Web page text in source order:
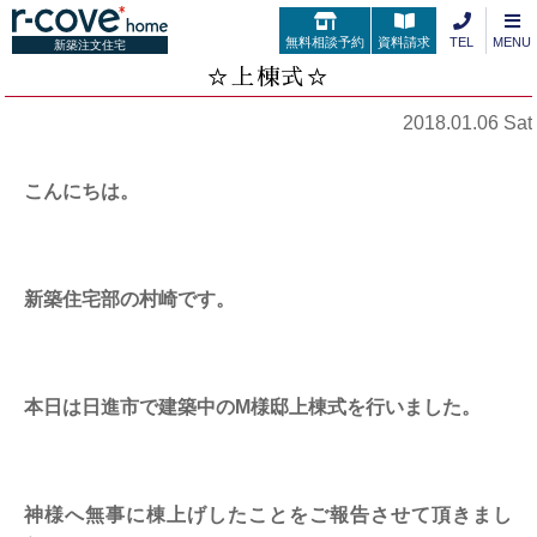
新築注文住宅 無料相談予約 資料請求 TEL MENU
☆上棟式☆
2018.01.06 Sat
こんにちは。
新築住宅部の村崎です。
本日は日進市で建築中のM様邸上棟式を行いました。
神様へ無事に棟上げしたことをご報告させて頂きまし